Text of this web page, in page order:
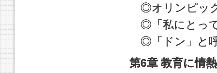
◎オリンピッ
◎「私にとっ
◎「ドン」と
第6章 教育に情